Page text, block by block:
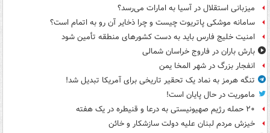
میزبانی استقلال در آسیا به امارات می‌رسد؟
سامانه موشکی پاتریوت چیست و چرا ذخایر آن رو به اتمام است؟
امنیت خلیج فارس باید به دست کشورهای منطقه تأمین شود
بارش باران در فاروج خراسان شمالی
انفجار بزرگ در شهر المخا یمن
تنگه هرمز به نماد یک تحقیر تاریخی برای آمریکا تبدیل شد!
ماموریت در حال پایان است!
۲۰ حمله رژیم صهیونیستی به درعا و قنیطره در یک هفته
خیزش مردم لبنان علیه دولت سازشکار و خائن